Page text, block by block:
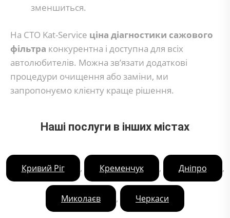
зменшиться.
На СТО Kat-Service ціна діагностики сажового
фільтра конкурентна і доступна для всіх
автолюбителів. Можна зв’язати додаткові
процедури очищення або заміни, ми
запропонуємо клієнту краще рішення.
Наші послуги в інших містах
Кривий Ріг , Кременчук , Дніпро ,
Миколаєв , Черкаси